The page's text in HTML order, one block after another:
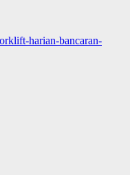
harian-bancaran-